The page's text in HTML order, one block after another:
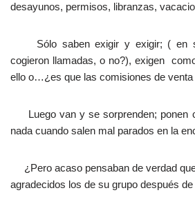
desayunos, permisos, libranzas,
Sólo saben exigir y exigir; ( en
cogieron llamadas, o no?), exigen
ello o…¿es que las comisiones de venta
Luego van y se sorprenden; ponen
nada cuando salen mal parados en la
¿Pero acaso pensaban de verdad
agradecidos los de su grupo después